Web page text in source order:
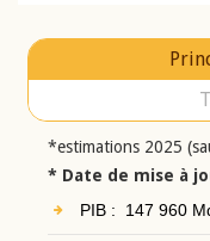
*estimations 2025
* Date de mise à
PIB : 147 960